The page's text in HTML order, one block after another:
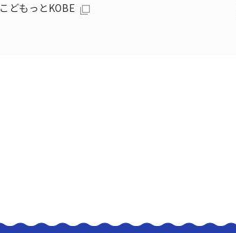
こどもっとKOBE